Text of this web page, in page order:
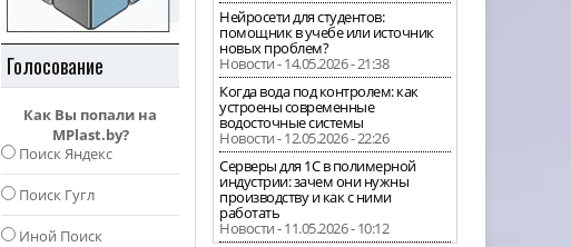
Голосование
Как Вы попали на
MPlast.by?
Поиск Яндекс
Поиск Гугл
Иной Поиск
Нейросети для студентов:
помощник в учебе или источник
новых проблем?
Новости - 14.05.2026 - 21:38
Когда вода под контролем: как
устроены современные
водосточные системы
Новости - 12.05.2026 - 22:26
Серверы для 1С в полимерной
индустрии: зачем они нужны
производству и как с ними
работать
Новости - 11.05.2026 - 10:12